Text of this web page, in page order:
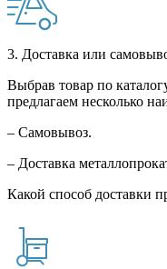
3. Доставка или
Выбрав товар по
предлагаем несколько
– Самовывоз.
– Доставка
Какой способ доставки